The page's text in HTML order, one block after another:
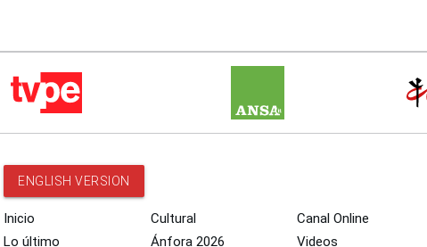
ENGLISH VERSION
Inicio
Lo último
Cultural
Ánfora 2026
Canal Online
Videos